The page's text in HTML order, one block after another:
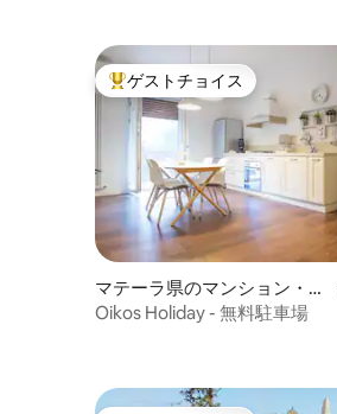
大好評のゲストチョイスです。
ゲストチョイス
マテーラ県のマンション・ア
パート
Oikos Holiday - 無料駐車場